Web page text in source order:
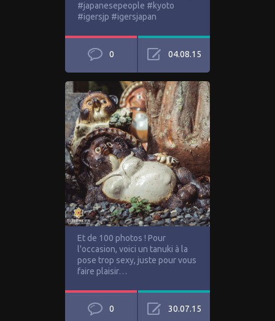
#japanesepeople #kyoto
#igersjp #igersjapan
0 04.08.15
Et de 100 photos ! Pour
l'occasion, voici un tanuki à la
pose trop sexy, juste pour vous
faire plaisir…
0 30.07.15